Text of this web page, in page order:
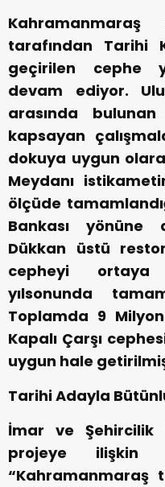
Kahramanmaraş
tarafından Tarihi
geçirilen cephe
devam ediyor.
arasında
kapsayan
dokuya uygun
Meydanı
ölçüde
Bankası yönüne
Dükkan üstü
cepheyi ortaya
yılsonunda
Toplamda 9
Kapalı Çarşı
uygun hale
Tarihi Adayla
İmar ve Şehircilik
projeye ilişkin
“Kahramanmaraş